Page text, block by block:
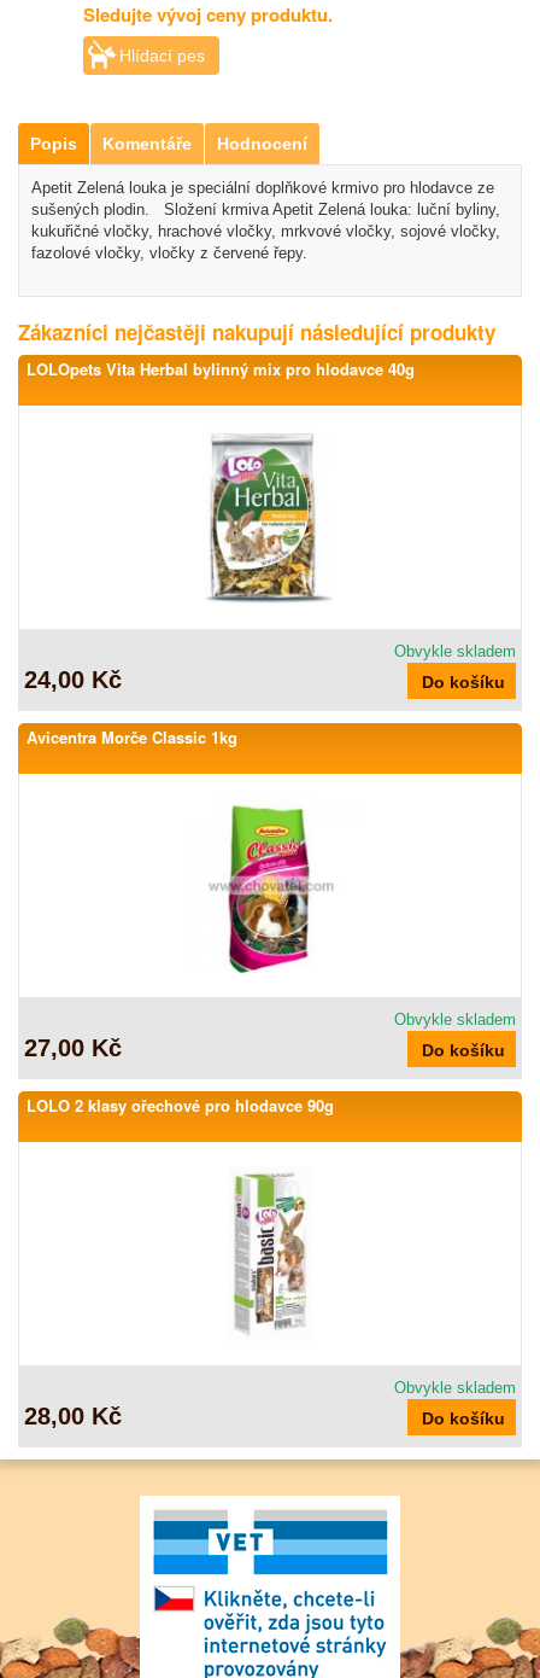
Sledujte vývoj ceny produktu.
Hlídací pes
Popis Komentáře Hodnocení
Apetit Zelená louka je speciální doplňkové krmivo pro hlodavce ze
sušených plodin. Složení krmiva Apetit Zelená louka: luční byliny,
kukuřičné vločky, hrachové vločky, mrkvové vločky, sojové vločky,
fazolové vločky, vločky z červené řepy.
Zákazníci nejčastěji nakupují následující produkty
LOLOpets Vita Herbal bylinný mix pro hlodavce 40g
Obvykle skladem
24,00 Kč
Avicentra Morče Classic 1kg
Obvykle skladem
27,00 Kč
LOLO 2 klasy ořechové pro hlodavce 90g
Obvykle skladem
28,00 Kč